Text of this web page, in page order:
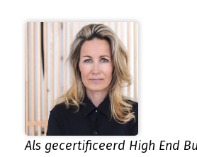
Als gecertificeerd High End